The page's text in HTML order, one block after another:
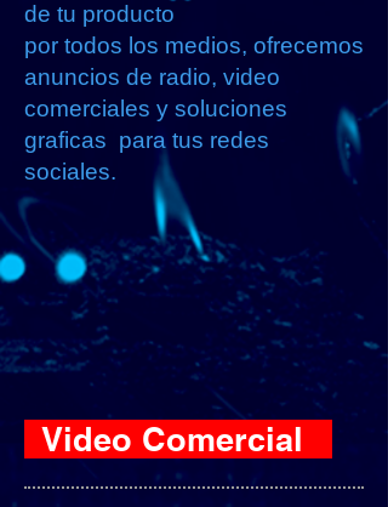
de tu producto
por todos los medios, ofrecemos
anuncios de radio, video
comerciales y soluciones
graficas para tus redes
sociales.
Video Comercial